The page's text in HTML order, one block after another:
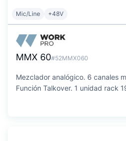
Mic/Line +48V
MMX 60#52MMX060
Mezclador analógico. 6 canales
Función Talkover. 1 unidad rack